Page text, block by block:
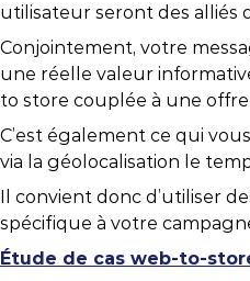
utilisateur seront des alliés
Conjointement, votre
une réelle valeur
to store couplée à une
C’est également ce qui
via la géolocalisation le
Il convient donc d’utiliser
spécifique à votre
Étude de cas web-to-